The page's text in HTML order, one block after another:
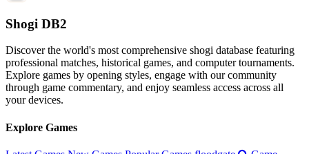
Shogi DB2
Discover the world's most comprehensive shogi database featuring
professional matches, historical games, and computer tournaments.
Explore games by opening styles, engage with our community
through game commentary, and enjoy seamless access across all
your devices.
Explore Games